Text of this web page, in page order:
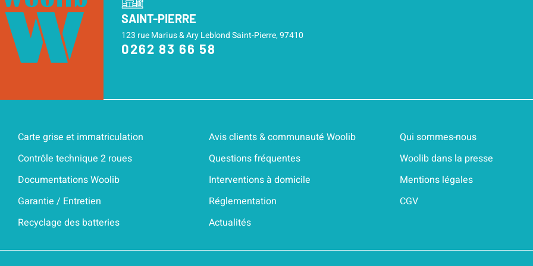
SAINT-PIERRE
123 rue Marius & Ary Leblond Saint-Pierre, 97410
0262 83 66 58
Carte grise et immatriculation
Contrôle technique 2 roues
Documentations Woolib
Garantie / Entretien
Recyclage des batteries
Avis clients & communauté Woolib
Questions fréquentes
Interventions à domicile
Réglementation
Actualités
Qui sommes-nous
Woolib dans la presse
Mentions légales
CGV